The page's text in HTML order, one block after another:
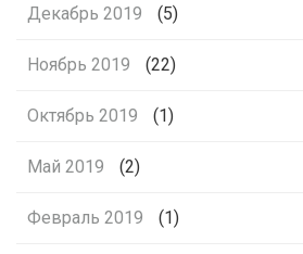
Декабрь 2019 (5)
Ноябрь 2019 (22)
Октябрь 2019 (1)
Май 2019 (2)
Февраль 2019 (1)